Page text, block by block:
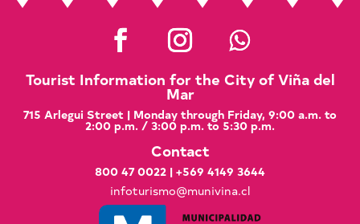
Tourist Information for the City of Viña del
Mar
715 Arlegui Street | Monday through Friday, 9:00 a.m. to
2:00 p.m. / 3:00 p.m. to 5:30 p.m.
Contact
800 47 0022 | +569 4149 3644
infoturismo@munivina.cl